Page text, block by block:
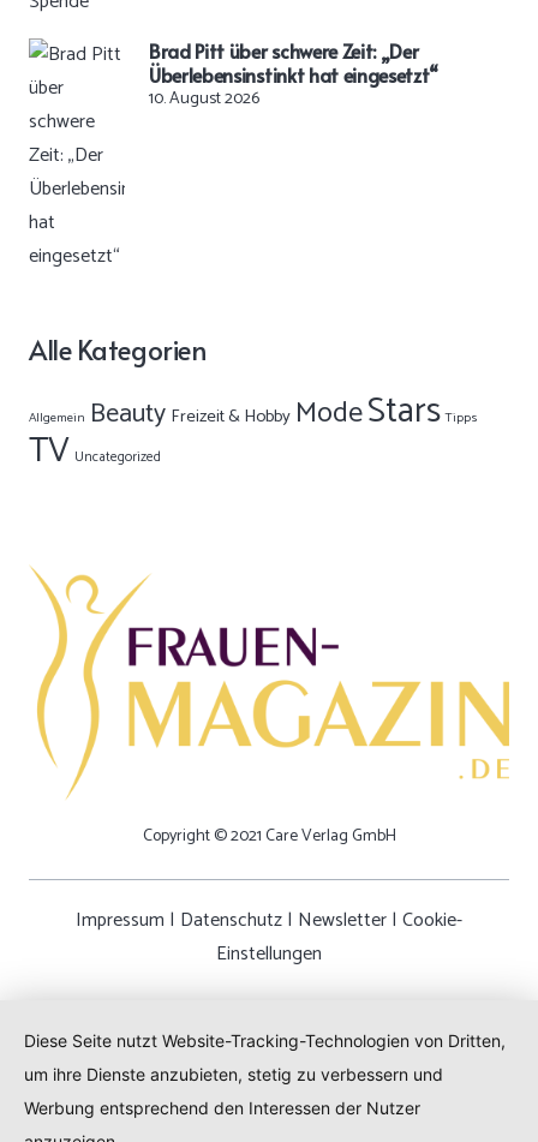
Brad Pitt über schwere Zeit: „Der
Überlebensinstinkt hat eingesetzt“
10. August 2026
Alle Kategorien
Allgemein Beauty Freizeit & Hobby ModeStars Tipps
TV Uncategorized
Copyright © 2021 Care Verlag GmbH
Impressum | Datenschutz| Newsletter| Cookie-
Einstellungen
Diese Seite nutzt Website-Tracking-Technologien von Dritten,
um ihre Dienste anzubieten, stetig zu verbessern und
Werbung entsprechend den Interessen der Nutzer